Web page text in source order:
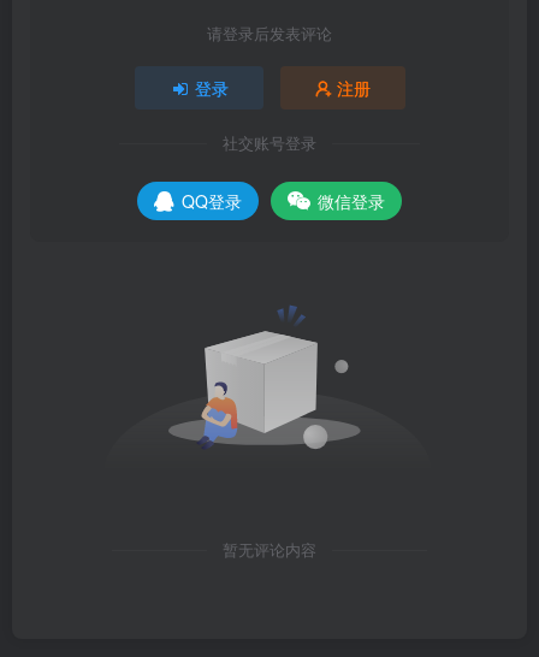
请登录后发表评论
登录 注册
社交账号登录
QQ登录 微信登录
暂无评论内容